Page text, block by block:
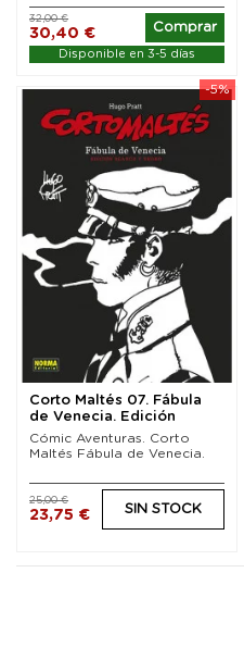
30,40 €
32,00 €
Comprar
Disponible en 3-5 días
-5%
Corto Maltés 07. Fábula
de Venecia. Edición
especial Blanco y...
Cómic Aventuras. Corto
Maltés Fábula de Venecia.
23,75 €
25,00 €
SIN STOCK